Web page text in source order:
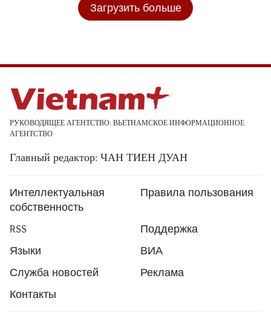
Загрузить больше
РУКОВОДЯЩЕЕ АГЕНТСТВО: ВЬЕТНАМСКОЕ ИНФОРМАЦИОННОЕ
АГЕНТСТВО
Главный редактор: ЧАН ТИЕН ДУАН
Интеллектуальная
собственность
Правила пользования
RSS
Поддержка
Языки
ВИА
Служба новостей
Реклама
Контакты